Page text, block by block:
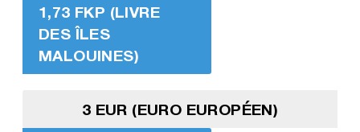
1,73 FKP (LIVRE
DES ÎLES
MALOUINES)
3 EUR (EURO EUROPÉEN)